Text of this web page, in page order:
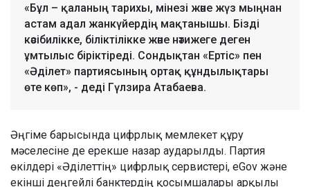
«Бұл – қаланың тарихы, мінезі және жүз мыңнан
астам адал жанкүйердің мақтанышы. Бізді
кәсібилікке, біліктілікке және нәтижеге деген
ұмтылыс біріктіреді. Сондықтан «Ертіс» пен
«Әділет» партиясының ортақ құндылықтары
өте көп», - деді Гүлзира Атабаева.
Әңгіме барысында цифрлық мемлекет құру
мәселесіне де ерекше назар аударылды. Партия
өкілдері «Әділеттің» цифрлық сервистері, eGov және
екінші деңгейлі банктердің қосымшалары арқылы